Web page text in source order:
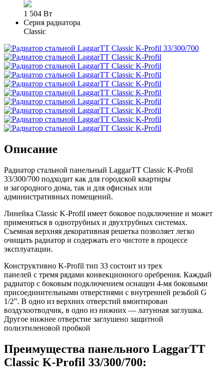
1 504 Вт
Серия радиатора
Classic
Описание
Радиатор стальной панельный LaggarTT Classic K-Profil
33/300/700 подходит как для городской квартиры
и загородного дома, так и для офисных или
административных помещений.
Линейка Classic K-Profil имеет боковое подключение и может
применяться в однотрубных и двухтрубных системах.
Съемная верхняя декоративная решетка позволяет легко
очищать радиатор и содержать его чистоте в процессе
эксплуатации.
Конструктивно K-Profil тип 33 состоит из трех
панелей с тремя рядами конвекционного оребрения. Каждый
радиатор с боковым подключением оснащен 4-мя боковыми
присоединительными отверстиями с внутренней резьбой G
1/2”. В одно из верхних отверстий вмонтирован
воздухоотводчик, в одно из нижних — латунная заглушка.
Другое нижнее отверстие заглушено защитной
полиэтиленовой пробкой
Преимущества панельного LaggarTT
Classic K-Profil 33/300/700: